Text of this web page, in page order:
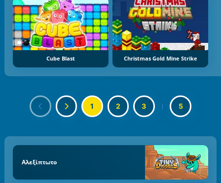
Cube Blast Christmas Gold Mine Strike
1 2 3 | 5
Αλεξίπτωτο